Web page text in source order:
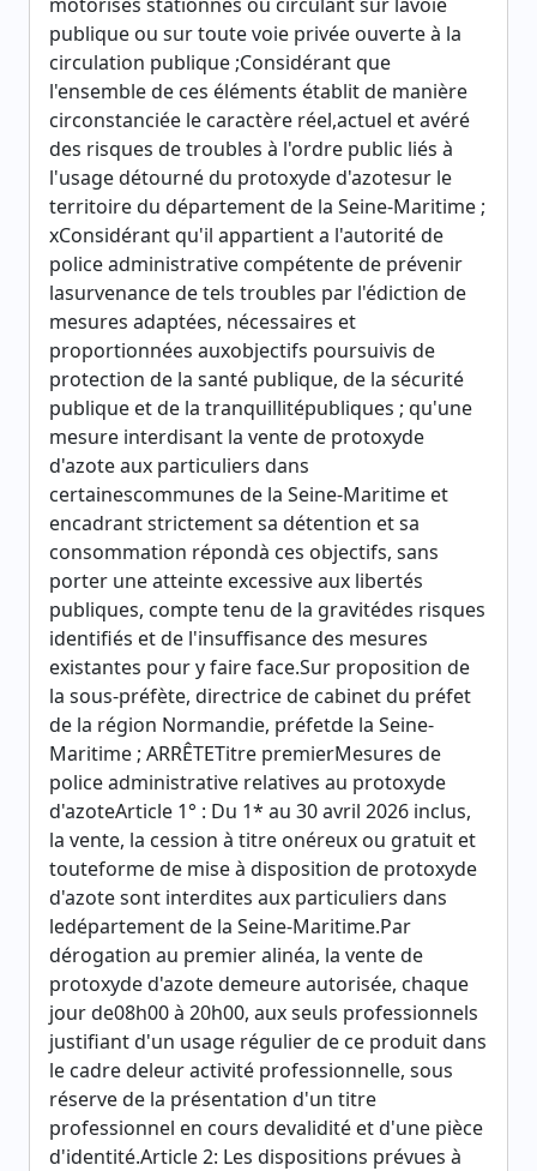
publique ou sur toute voie privée ouverte à la
circulation publique ;Considérant que
l'ensemble de ces éléments établit de manière
circonstanciée le caractère réel,actuel et avéré
des risques de troubles à l'ordre public liés à
l'usage détourné du protoxyde d'azotesur le
territoire du département de la Seine-Maritime ;
xConsidérant qu'il appartient a l'autorité de
police administrative compétente de prévenir
lasurvenance de tels troubles par l'édiction de
mesures adaptées, nécessaires et
proportionnées auxobjectifs poursuivis de
protection de la santé publique, de la sécurité
publique et de la tranquillitépubliques ; qu'une
mesure interdisant la vente de protoxyde
d'azote aux particuliers dans
certainescommunes de la Seine-Maritime et
encadrant strictement sa détention et sa
consommation répondà ces objectifs, sans
porter une atteinte excessive aux libertés
publiques, compte tenu de la gravitédes risques
identifiés et de l'insuffisance des mesures
existantes pour y faire face.Sur proposition de
la sous-préfète, directrice de cabinet du préfet
de la région Normandie, préfetde la Seine-
Maritime ; ARRÊTETitre premierMesures de
police administrative relatives au protoxyde
d'azoteArticle 1° : Du 1* au 30 avril 2026 inclus,
la vente, la cession à titre onéreux ou gratuit et
touteforme de mise à disposition de protoxyde
d'azote sont interdites aux particuliers dans
ledépartement de la Seine-Maritime.Par
dérogation au premier alinéa, la vente de
protoxyde d'azote demeure autorisée, chaque
jour de08h00 à 20h00, aux seuls professionnels
justifiant d'un usage régulier de ce produit dans
le cadre deleur activité professionnelle, sous
réserve de la présentation d'un titre
professionnel en cours devalidité et d'une pièce
d'identité.Article 2: Les dispositions prévues à